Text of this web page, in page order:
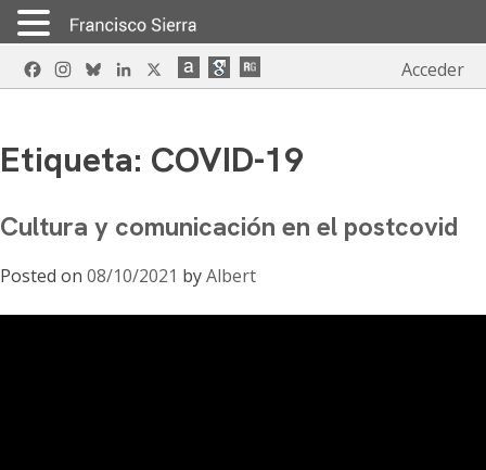
Skip
to
FacebookInstagram
BlueskyLinkedIn Acceder
Etiqueta: COVID-19
Cultura y comunicación en el postcovid
Posted on 08/10/2021 byAlbert